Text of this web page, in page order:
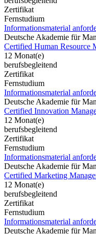
Zertifikat
Fernstudium
Informationsmaterial
Deutsche Akademie für
Certified Human Resource
12 Monat(e)
berufsbegleitend
Zertifikat
Fernstudium
Informationsmaterial
Deutsche Akademie für
Certified Innovation
12 Monat(e)
berufsbegleitend
Zertifikat
Fernstudium
Informationsmaterial
Deutsche Akademie für
Certified Marketing
12 Monat(e)
berufsbegleitend
Zertifikat
Fernstudium
Informationsmaterial
Deutsche Akademie für